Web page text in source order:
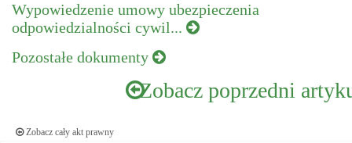
Wypowiedzenie umowy ubezpieczenia
odpowiedzialności cywil...
Pozostałe dokumenty
Zobacz poprzedni
Zobacz cały akt prawny